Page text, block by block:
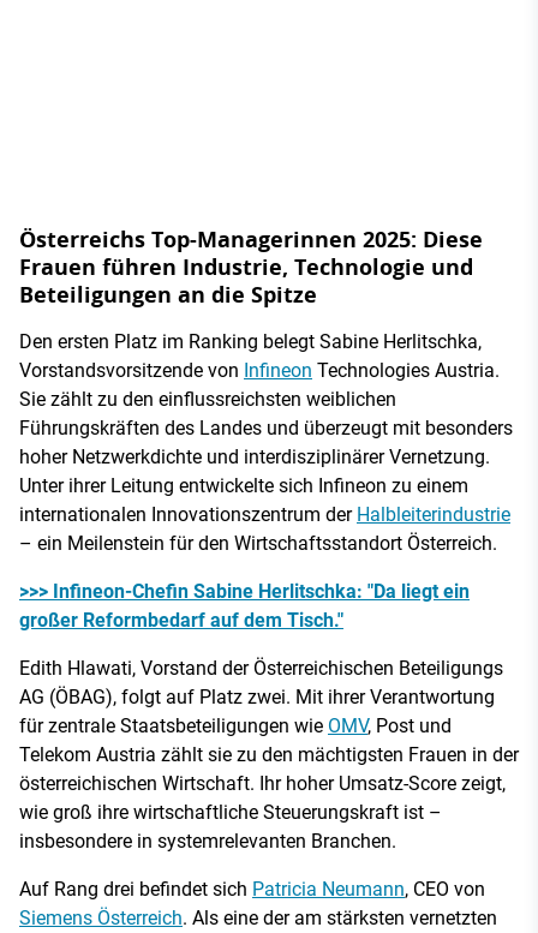
Österreichs Top-Managerinnen 2025: Diese
Frauen führen Industrie, Technologie und
Beteiligungen an die Spitze
Den ersten Platz im Ranking belegt Sabine Herlitschka,
Vorstandsvorsitzende von Infineon Technologies Austria.
Sie zählt zu den einflussreichsten weiblichen
Führungskräften des Landes und überzeugt mit besonders
hoher Netzwerkdichte und interdisziplinärer Vernetzung.
Unter ihrer Leitung entwickelte sich Infineon zu einem
internationalen Innovationszentrum der Halbleiterindustrie
– ein Meilenstein für den Wirtschaftsstandort Österreich.
>>> Infineon-Chefin Sabine Herlitschka: "Da liegt ein
großer Reformbedarf auf dem Tisch."
Edith Hlawati, Vorstand der Österreichischen Beteiligungs
AG (ÖBAG), folgt auf Platz zwei. Mit ihrer Verantwortung
für zentrale Staatsbeteiligungen wie OMV, Post und
Telekom Austria zählt sie zu den mächtigsten Frauen in der
österreichischen Wirtschaft. Ihr hoher Umsatz-Score zeigt,
wie groß ihre wirtschaftliche Steuerungskraft ist –
insbesondere in systemrelevanten Branchen.
Auf Rang drei befindet sich Patricia Neumann, CEO von
Siemens Österreich. Als eine der am stärksten vernetzten